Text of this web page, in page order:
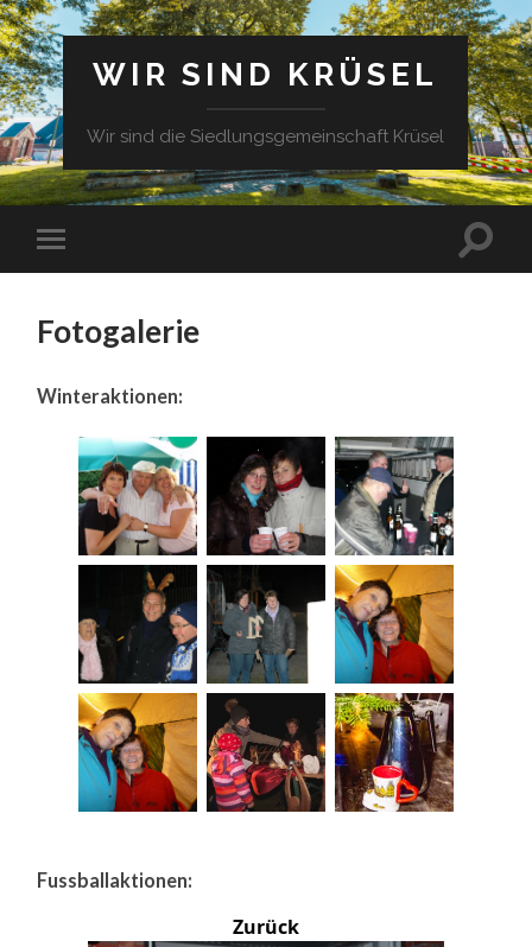
WIR SIND KRÜSEL
Wir sind die Siedlungsgemeinschaft Krüsel
Fotogalerie
Winteraktionen:
Fussballaktionen:
Zurück